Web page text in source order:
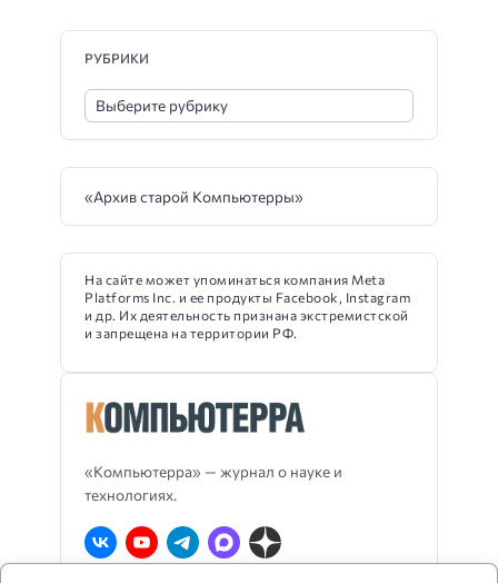
«Компьютерра» — журнал о науке и
технологиях.
РУБРИКИ
«Архив старой Компьютерры»
На сайте может упоминаться компания Meta
Platforms Inc. и ее продукты Facebook, Instagram
и др. Их деятельность признана экстремистской
и запрещена на территории РФ.